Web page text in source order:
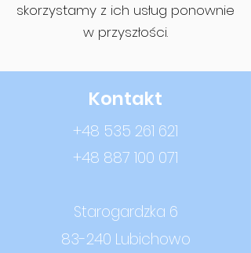
skorzystamy z ich usług ponownie
w przyszłości.
Kontakt
+48 535 261 621
+48 887 100 071
Starogardzka 6
83-240 Lubichowo